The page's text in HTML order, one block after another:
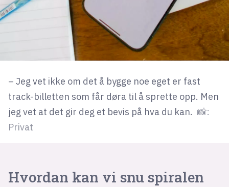
– Jeg vet ikke om det å bygge noe eget er fast
track-billetten som får døra til å sprette opp. Men
jeg vet at det gir deg et bevis på hva du kan. 📸:
Privat
Hvordan kan vi snu spiralen